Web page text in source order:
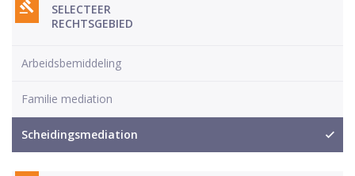
SELECTEER
RECHTSGEBIED
Arbeidsbemiddeling
Familie mediation
Scheidingsmediation